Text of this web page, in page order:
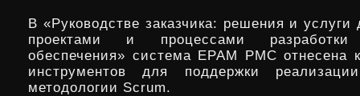
В «Руководстве заказчика: решения и услуги
проектами и процессами разработки
обеспечения» система EPAM PMC отнесена
инструментов для поддержки
методологии Scrum.